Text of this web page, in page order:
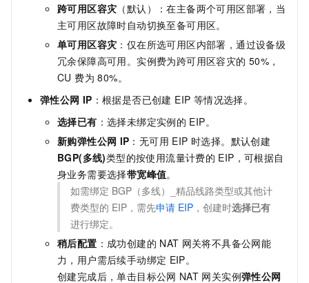
跨可用区容灾 （默认）：在主备两个可用区部署，当
主可用区故障时自动切换至备可用区。
单可用区容灾 ：仅在所选可用区内部署，通过设备级
冗余保障高可用。实例费为跨可用区容灾的 50%，
CU 费为 80%。
弹性公网 IP ：根据是否已创建 EIP 等情况选择。
选择已有 ：选择未绑定实例的 EIP。
新购弹性公网 IP ：无可用 EIP 时选择。默认创建
BGP(多线)类型的按使用流量计费的 EIP，可根据自
身业务需要选择带宽峰值。
如需绑定 BGP（多线）_精品线路类型或其他计
费类型的 EIP，需先申请 EIP ，创建时选择已有
进行绑定。
稍后配置 ：成功创建的 NAT 网关将不具备公网能
力，用户需后续手动绑定 EIP。
创建完成后，单击目标公网 NAT 网关实例弹性公网